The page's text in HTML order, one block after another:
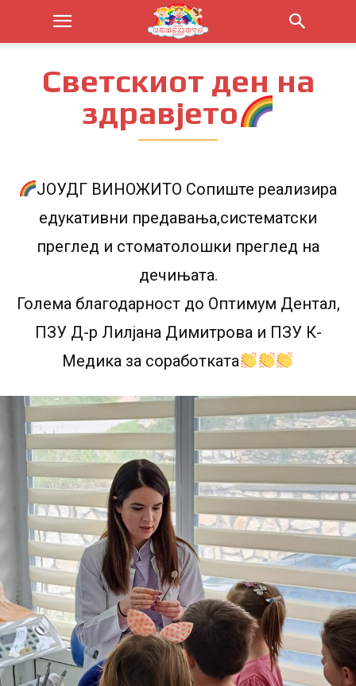
Светскиот ден на
здравјето
ЈОУДГ ВИНОЖИТО Сопиште реализира
едукативни предавања,систематски
преглед и стоматолошки преглед на
дечињата.
Голема благодарност до Оптимум Дентал,
ПЗУ Д-р Лилјана Димитрова и ПЗУ К-
Медика за соработката